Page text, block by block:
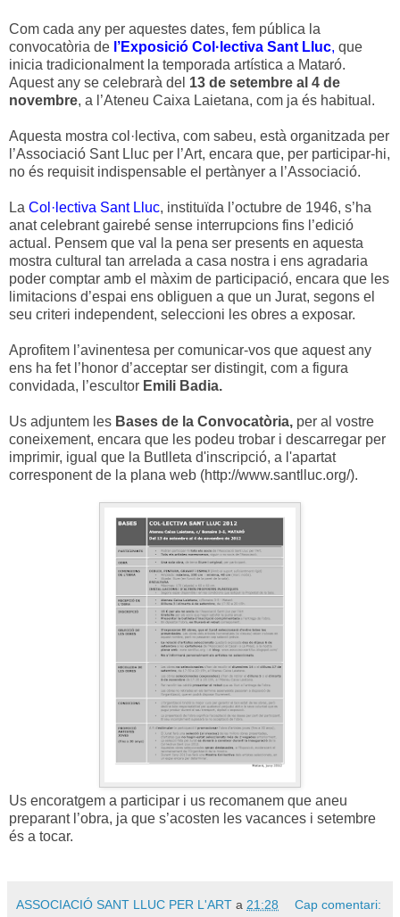
Com cada any per aquestes dates, fem pública la
convocatòria de l’Exposició Col·lectiva Sant Lluc, que
inicia tradicionalment la temporada artística a Mataró.
Aquest any se celebrarà del 13 de setembre al 4 de
novembre, a l’Ateneu Caixa Laietana, com ja és habitual.
Aquesta mostra col·lectiva, com sabeu, està organitzada per
l’Associació Sant Lluc per l’Art, encara que, per participar-hi,
no és requisit indispensable el pertànyer a l’Associació.
La Col·lectiva Sant Lluc, instituïda l’octubre de 1946, s’ha
anat celebrant gairebé sense interrupcions fins l’edició
actual. Pensem que val la pena ser presents en aquesta
mostra cultural tan arrelada a casa nostra i ens agradaria
poder comptar amb el màxim de participació, encara que les
limitacions d’espai ens obliguen a que un Jurat, segons el
seu criteri independent, seleccioni les obres a exposar.
Aprofitem l’avinentesa per comunicar-vos que aquest any
ens ha fet l’honor d’acceptar ser distingit, com a figura
convidada, l’escultor Emili Badia.
Us adjuntem les Bases de la Convocatòria, per al vostre
coneixement, encara que les podeu trobar i descarregar per
imprimir, igual que la Butlleta d'inscripció, a l'apartat
corresponent de la plana web (http://www.santlluc.org/).
Us encoratgem a participar i us recomanem que aneu
preparant l’obra, ja que s’acosten les vacances i setembre
és a tocar.
ASSOCIACIÓ SANT LLUC PER L'ART a 21:28 Cap comentari: